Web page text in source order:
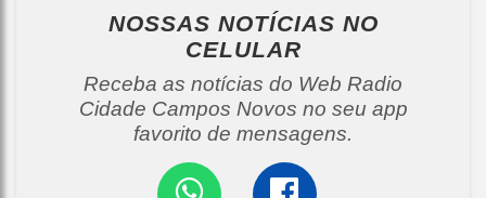
NOSSAS NOTÍCIAS NO
CELULAR
Receba as notícias do Web Radio
Cidade Campos Novos no seu app
favorito de mensagens.